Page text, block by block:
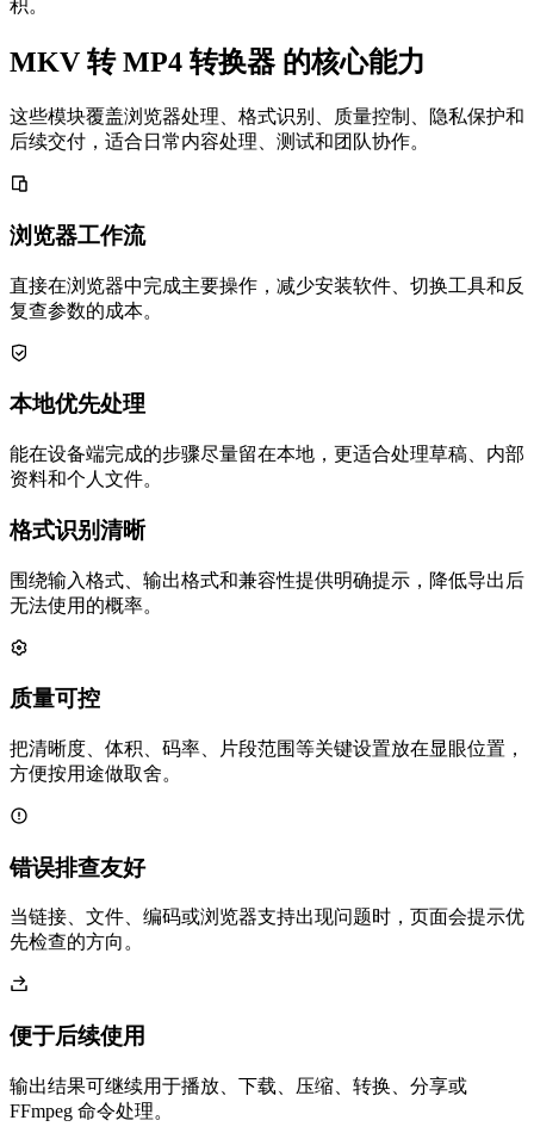
积。
MKV 转 MP4 转换器 的核心能力
这些模块覆盖浏览器处理、格式识别、质量控制、隐私保护和
后续交付，适合日常内容处理、测试和团队协作。
浏览器工作流
直接在浏览器中完成主要操作，减少安装软件、切换工具和反
复查参数的成本。
本地优先处理
能在设备端完成的步骤尽量留在本地，更适合处理草稿、内部
资料和个人文件。
格式识别清晰
围绕输入格式、输出格式和兼容性提供明确提示，降低导出后
无法使用的概率。
质量可控
把清晰度、体积、码率、片段范围等关键设置放在显眼位置，
方便按用途做取舍。
错误排查友好
当链接、文件、编码或浏览器支持出现问题时，页面会提示优
先检查的方向。
便于后续使用
输出结果可继续用于播放、下载、压缩、转换、分享或
FFmpeg 命令处理。